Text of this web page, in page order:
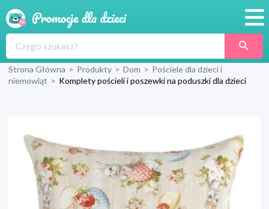
Produkty
Wyprawka
Strona Główna > Produkty > Dom > Pościele dla dzieci i
niemowląt > Komplety pościeli i poszewki na poduszki dla dzieci